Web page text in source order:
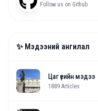
Follow us on Github
✨ Мэдээний ангилал
Цаг үеийн мэдээ
1889 Articles